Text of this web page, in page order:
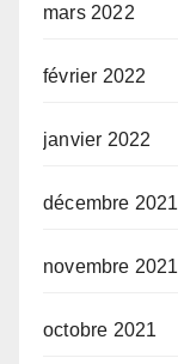
mars 2022
février 2022
janvier 2022
décembre 2021
novembre 2021
octobre 2021